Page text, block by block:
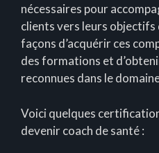
nécessaires pour
clients vers leurs objectifs
façons d’acquérir ces
des formations et
reconnues dans le
Voici quelques
devenir coach de santé :